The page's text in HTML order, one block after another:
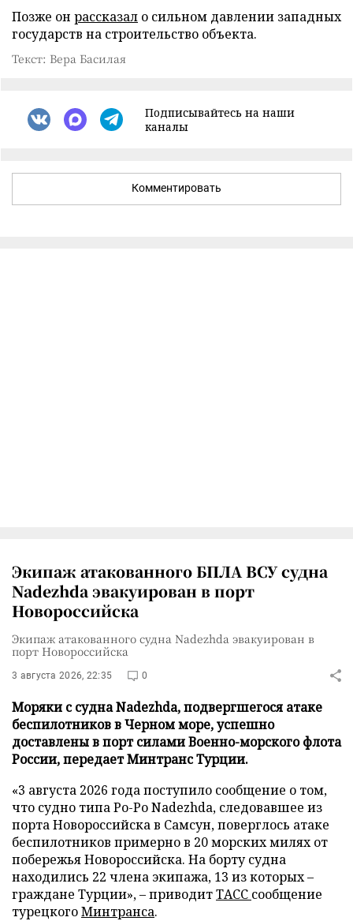
Позже он рассказал о сильном давлении западных
государств на строительство объекта.
Текст: Вера Басилая
Подписывайтесь на наши
каналы
Комментировать
Экипаж атакованного БПЛА ВСУ судна
Nadezhda эвакуирован в порт
Новороссийска
Экипаж атакованного судна Nadezhda эвакуирован в
порт Новороссийска
3 августа 2026, 22:35 0
Моряки с судна Nadezhda, подвергшегося атаке
беспилотников в Черном море, успешно
доставлены в порт силами Военно-морского флота
России, передает Минтранс Турции.
«3 августа 2026 года поступило сообщение о том,
что судно типа Ро-Ро Nadezhda, следовавшее из
порта Новороссийска в Самсун, поверглось атаке
беспилотников примерно в 20 морских милях от
побережья Новороссийска. На борту судна
находились 22 члена экипажа, 13 из которых –
граждане Турции», – приводитТАСС сообщение
турецкогоМинтранса.